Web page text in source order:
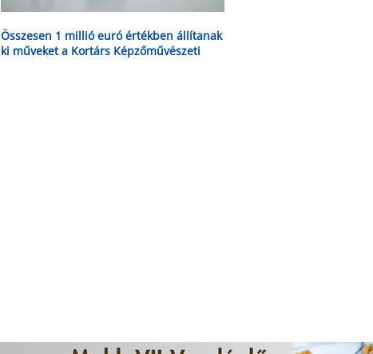
Összesen 1 millió euró értékben állítanak
ki műveket a Kortárs Képzőművészeti